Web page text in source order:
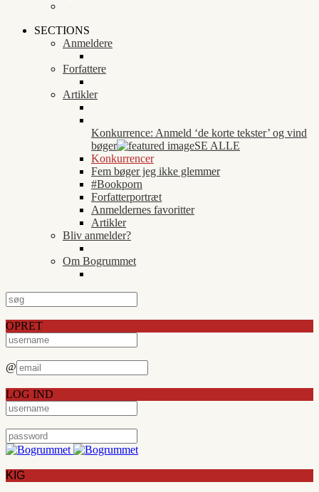
SECTIONS
Anmeldere
Forfattere
Artikler
Konkurrence: Anmeld ‘de korte tekster’ og vind
bøger
SE ALLE
Konkurrencer
Fem bøger jeg ikke glemmer
#Bookporn
Forfatterportræt
Anmeldernes favoritter
Artikler
Bliv anmelder?
Om Bogrummet
OPRET
@
LOG IND
KIG